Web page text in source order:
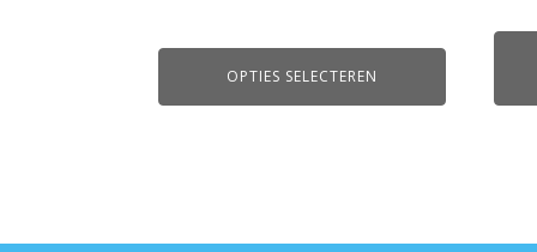
OPTIES SELECTEREN
was: